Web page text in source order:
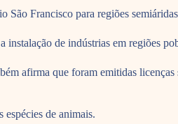
Francisco para regiões
de indústrias em regiões
afirma que foram emitidas
espécies de animais.